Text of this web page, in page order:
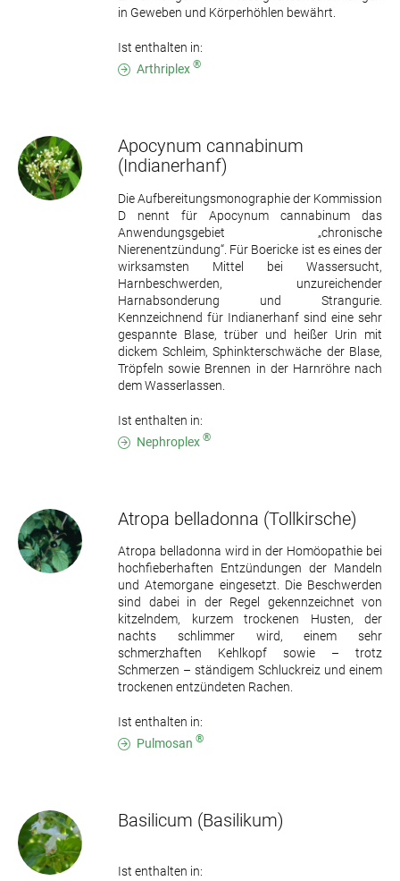
in Geweben und Körperhöhlen bewährt.
Ist enthalten in:
Arthriplex ®
Apocynum cannabinum
(Indianerhanf)
Die Aufbereitungsmonographie der Kommission
D nennt für Apocynum cannabinum das
Anwendungsgebiet „chronische
Nierenentzündung“. Für Boericke ist es eines der
wirksamsten Mittel bei Wassersucht,
Harnbeschwerden, unzureichender
Harnabsonderung und Strangurie.
Kennzeichnend für Indianerhanf sind eine sehr
gespannte Blase, trüber und heißer Urin mit
dickem Schleim, Sphinkterschwäche der Blase,
Tröpfeln sowie Brennen in der Harnröhre nach
dem Wasserlassen.
Ist enthalten in:
Nephroplex ®
Atropa belladonna (Tollkirsche)
Atropa belladonna wird in der Homöopathie bei
hochfieberhaften Entzündungen der Mandeln
und Atemorgane eingesetzt. Die Beschwerden
sind dabei in der Regel gekennzeichnet von
kitzelndem, kurzem trockenen Husten, der
nachts schlimmer wird, einem sehr
schmerzhaften Kehlkopf sowie – trotz
Schmerzen – ständigem Schluckreiz und einem
trockenen entzündeten Rachen.
Ist enthalten in:
Pulmosan ®
Basilicum (Basilikum)
Ist enthalten in: